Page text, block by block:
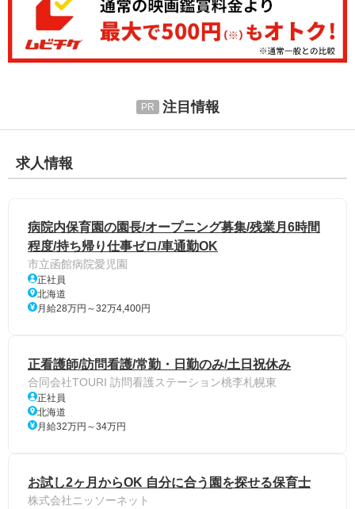
注目情報
求人情報
病院内保育園の園長/オープニング募集/残業月6時間
程度/持ち帰り仕事ゼロ/車通勤OK
市立函館病院愛児園
正社員
北海道
月給28万円～32万4,400円
正看護師/訪問看護/常勤・日勤のみ/土日祝休み
合同会社TOURI 訪問看護ステーション桃李札幌東
正社員
北海道
月給32万円～34万円
お試し2ヶ月からOK 自分に合う園を探せる保育士
株式会社ニッソーネット